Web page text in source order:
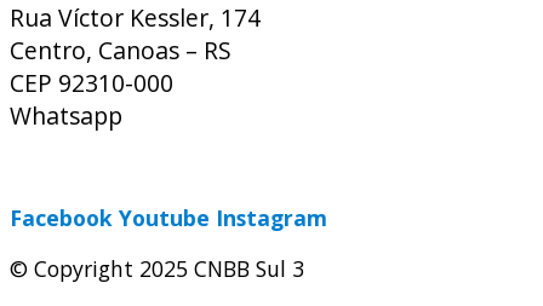
Rua Víctor Kessler, 174
Centro, Canoas – RS
CEP 92310-000
Whatsapp
Facebook Youtube Instagram
© Copyright 2025 CNBB Sul 3